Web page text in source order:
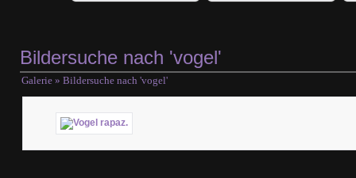
Bildersuche nach 'vogel'
Galerie » Bildersuche nach 'vogel'